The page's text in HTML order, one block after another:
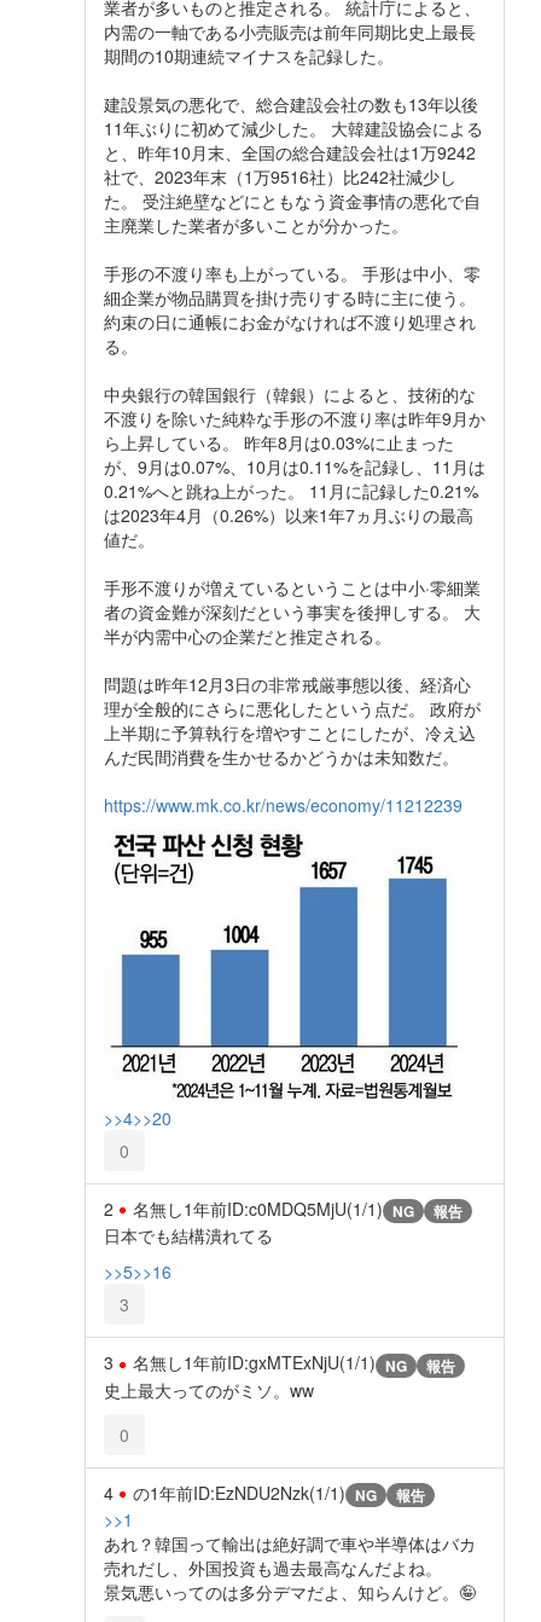
業者が多いものと推定される。 統計庁によると、
内需の一軸である小売販売は前年同期比史上最長
期間の10期連続マイナスを記録した。
建設景気の悪化で、総合建設会社の数も13年以後
11年ぶりに初めて減少した。 大韓建設協会による
と、昨年10月末、全国の総合建設会社は1万9242
社で、2023年末（1万9516社）比242社減少し
た。 受注絶壁などにともなう資金事情の悪化で自
主廃業した業者が多いことが分かった。
手形の不渡り率も上がっている。 手形は中小、零
細企業が物品購買を掛け売りする時に主に使う。
約束の日に通帳にお金がなければ不渡り処理され
る。
中央銀行の韓国銀行（韓銀）によると、技術的な
不渡りを除いた純粋な手形の不渡り率は昨年9月か
ら上昇している。 昨年8月は0.03%に止まった
が、9月は0.07%、10月は0.11%を記録し、11月は
0.21%へと跳ね上がった。 11月に記録した0.21%
は2023年4月（0.26%）以来1年7ヵ月ぶりの最高
値だ。
手形不渡りが増えているということは中小·零細業
者の資金難が深刻だという事実を後押しする。 大
半が内需中心の企業だと推定される。
問題は昨年12月3日の非常戒厳事態以後、経済心
理が全般的にさらに悪化したという点だ。 政府が
上半期に予算執行を増やすことにしたが、冷え込
んだ民間消費を生かせるかどうかは未知数だ。
https://www.mk.co.kr/news/economy/11212239
>>4>>20
0
2 名無し1年前ID:c0MDQ5MjU(1/1) NG 報告
日本でも結構潰れてる
>>5>>16
3
3 名無し1年前ID:gxMTExNjU(1/1) NG 報告
史上最大ってのがミソ。ww
0
4 の1年前ID:EzNDU2Nzk(1/1) NG 報告
>>1
あれ？韓国って輸出は絶好調で車や半導体はバカ
売れだし、外国投資も過去最高なんだよね。
景気悪いってのは多分デマだよ、知らんけど。🤪